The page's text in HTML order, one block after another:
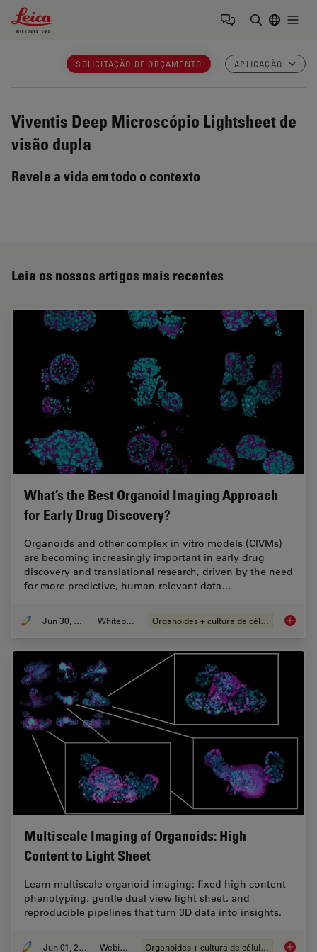
Leica Microsystems Logo
SOLICITAÇÃO DE ORÇAMENTO APLICAÇÃO
Viventis Deep Microscópio Lightsheet de
visão dupla
Revele a vida em todo o contexto
Leia os nossos artigos mais recentes
What’s the Best Organoid Imaging Approach
for Early Drug Discovery?
Organoids and other complex in vitro models (CIVMs)
are becoming increasingly important in early drug
discovery and translational research, driven by the need
for more predictive, human-relevant data…
Jun 30, 2026 Whitepaper Organoides + cultura de células 3D
Multiscale Imaging of Organoids: High
Content to Light Sheet
Learn multiscale organoid imaging: fixed high content
phenotyping, gentle dual view light sheet, and
reproducible pipelines that turn 3D data into insights.
Jun 01, 2026 Webinar Organoides + cultura de células 3D